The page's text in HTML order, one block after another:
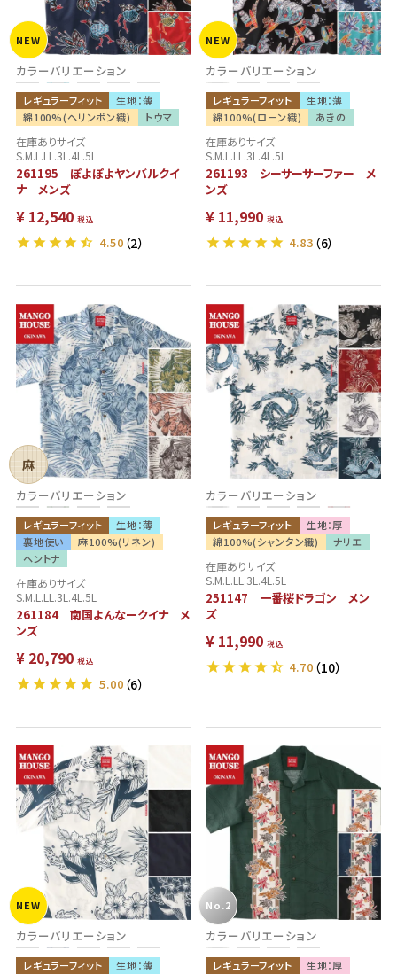
カラーバリエーション
レギュラーフィット
生地：薄
綿100%(ヘリンボン織)
トウマ
NEW
在庫ありサイズ
S.M.L.LL.3L.4L.5L
261195 ぽよぽよヤンバルクイ
ナ メンズ
¥ 12,540 税込
4.50 （2）
カラーバリエーション
レギュラーフィット
生地：薄
綿100%(ローン織)
あきの
NEW
在庫ありサイズ
S.M.L.LL.3L.4L.5L
261193 シーサーサーファー メ
ンズ
¥ 11,990 税込
4.83 （6）
カラーバリエーション
レギュラーフィット
生地：薄
裏地使い
麻100%(リネン)
ヘントナ
NEW
麻
在庫ありサイズ
S.M.L.LL.3L.4L.5L
261184 南国よんなークイナ メ
ンズ
¥ 20,790 税込
5.00 （6）
カラーバリエーション
レギュラーフィット
生地：厚
綿100%(シャンタン織)
ナリエ
在庫ありサイズ
S.M.L.LL.3L.4L.5L
251147 一番桜ドラゴン メン
ズ
¥ 11,990 税込
4.70 （10）
カラーバリエーション
レギュラーフィット
生地：薄
NEW
カラーバリエーション
レギュラーフィット
生地：厚
NEW
No.2